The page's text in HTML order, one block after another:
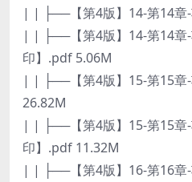
| | ├──【第4版】14-第14章
| | ├──【第4版】14-第14章
印】.pdf 5.06M
| | ├──【第4版】15-第15章
26.82M
| | ├──【第4版】15-第15章
印】.pdf 11.32M
| | ├──【第4版】16-第16章